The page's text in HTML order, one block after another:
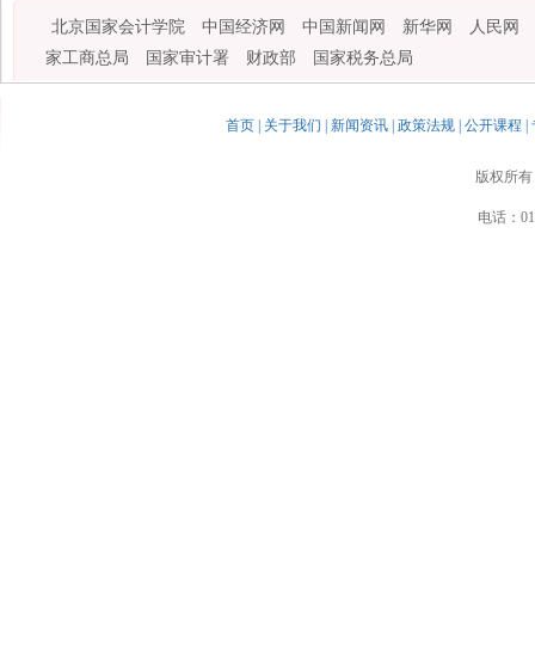
北京国家会计学院 中国经济网 中国新闻网 新华网
人民网
家工商总局
国家审计署 财政部 国家税务总局
首页 关于我们 新闻资讯 政策法规 公开课程
版权所
电话：